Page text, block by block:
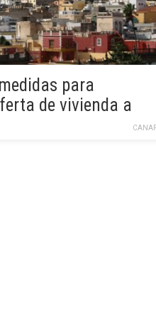
para
de vivienda a